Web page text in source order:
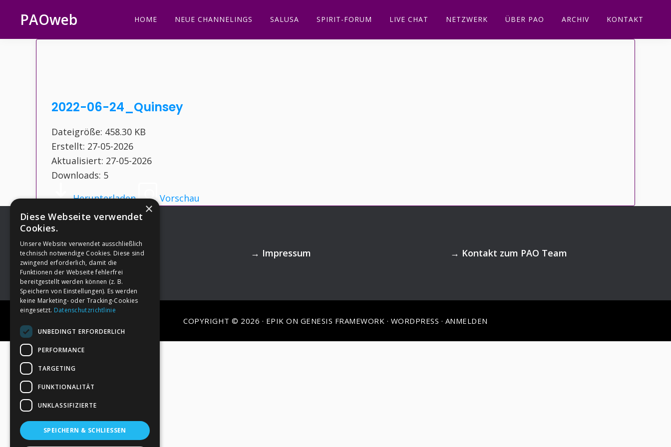
Hauptnavigation
springen
Inhalt
springen
Seitenspalte
springen
Fußzeile
springen
PAOweb HOME NEUE CHANNELINGS SALUSA SPIRIT-FORUM LIVE CHAT NETZWERK ÜBER PAO ARCHIV KONTAKT
2022-06-24_Quinsey
Dateigröße: 458.30 KB
Erstellt: 27-05-2026
Aktualisiert: 27-05-2026
Downloads: 5
Herunterladen
Vorschau
Footer →Deine Spende → Impressum → Kontakt zum PAO Team
COPYRIGHT © 2026 · EPIK ON GENESIS FRAMEWORK · WORDPRESS · ANMELDEN
×
Diese Webseite verwendet
Cookies.
Unsere Website verwendet ausschließlich
technisch notwendige Cookies. Diese sind
zwingend erforderlich, damit die
Funktionen der Webseite fehlerfrei
bereitgestellt werden können (z. B.
Speichern von Einstellungen). Es werden
keine Marketing- oder Tracking-Cookies
eingesetzt. Datenschutzrichtlinie
UNBEDINGT ERFORDERLICH
PERFORMANCE
TARGETING
FUNKTIONALITÄT
UNKLASSIFIZIERTE
SPEICHERN & SCHLIESSEN